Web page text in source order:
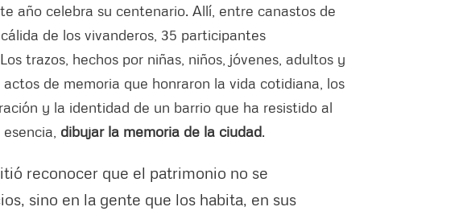
año celebra su centenario. Allí, entre canastos de
de los vivanderos, 35 participantes
trazos, hechos por niñas, niños, jóvenes, adultos y
de memoria que honraron la vida cotidiana, los
y la identidad de un barrio que ha resistido al
dibujar la memoria de la ciudad.
reconocer que el patrimonio no se
sino en la gente que los habita, en sus